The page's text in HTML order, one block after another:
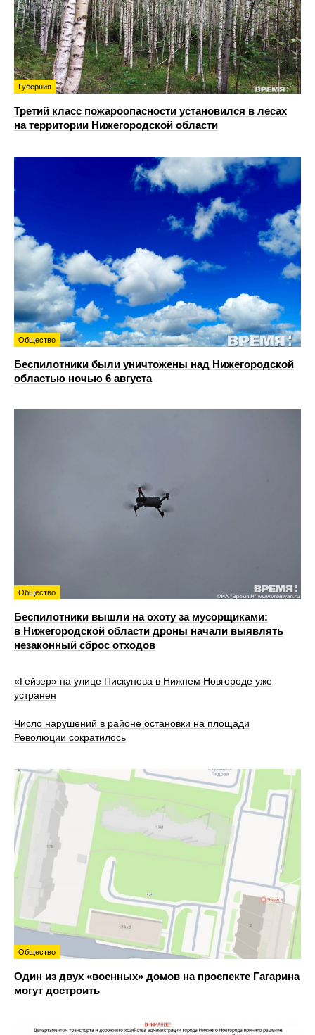
Губерния
Третий класс пожароопасности установился в лесах
на территории Нижегородской области
Общество
Беспилотники были уничтожены над Нижегородской
областью ночью 6 августа
Общество
Беспилотники вышли на охоту за мусорщиками:
в Нижегородской области дроны начали выявлять
незаконный сброс отходов
«Гейзер» на улице Пискунова в Нижнем Новгороде уже
устранен
Число нарушений в районе остановки на площади
Революции сократилось
Общество
Один из двух «военных» домов на проспекте Гагарина
могут достроить